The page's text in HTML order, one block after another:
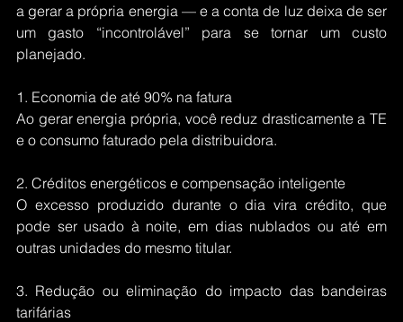
a gerar a própria energia — e a conta de luz deixa de ser
um gasto “incontrolável” para se tornar um custo
planejado.
1. Economia de até 90% na fatura
Ao gerar energia própria, você reduz drasticamente a TE
e o consumo faturado pela distribuidora.
2. Créditos energéticos e compensação inteligente
O excesso produzido durante o dia vira crédito, que
pode ser usado à noite, em dias nublados ou até em
outras unidades do mesmo titular.
3. Redução ou eliminação do impacto das bandeiras
tarifárias